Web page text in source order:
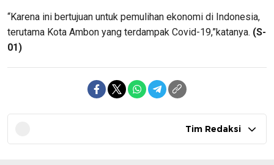
“Karena ini bertujuan untuk pemulihan ekonomi di Indonesia,
terutama Kota Ambon yang terdampak Covid-19,”katanya. (S-
01)
Tim Redaksi